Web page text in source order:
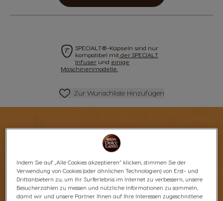
SPECIAL.T®-Kapseln sind nur
kompatibel mit der SPECIAL.T
Infuser und einige
Maschinenmodelle.
Zur Wunschliste Hinzufügen
Zur Wunschliste Hinzufügen
Indem Sie auf „Alle Cookies akzeptieren“ klicken, stimmen Sie der
Verwendung von Cookies (oder ähnlichen Technologien) von Erst- und
Drittanbietern zu, um Ihr Surferlebnis im Internet zu verbessern, unsere
Besucherzahlen zu messen und nützliche Informationen zu sammeln,
damit wir und unsere Partner Ihnen auf Ihre Interessen zugeschnittene